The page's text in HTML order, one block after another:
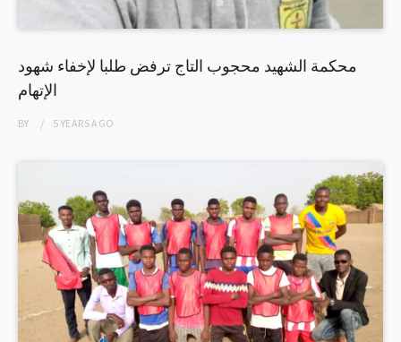
محكمة الشهيد محجوب التاج ترفض طلبا لإخفاء شهود
الإتهام
BY 5 YEARSAGO